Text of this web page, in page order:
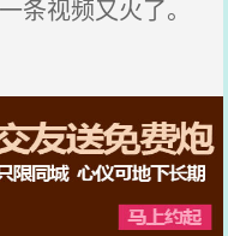
视频又火了。